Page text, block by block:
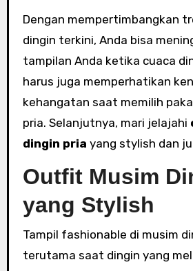
Dengan mempertimbangkan
dingin terkini, Anda bisa
tampilan Anda ketika cuaca
harus juga memperhatikan
kehangatan saat memilih
pria. Selanjutnya, mari jelajahi
dingin pria yang stylish dan
Outfit Musim
yang Stylish
Tampil fashionable di musim
terutama saat dingin yang